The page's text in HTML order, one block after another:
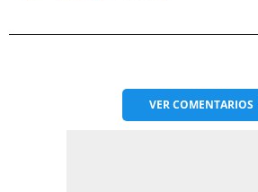
VERCOMENTARIOS